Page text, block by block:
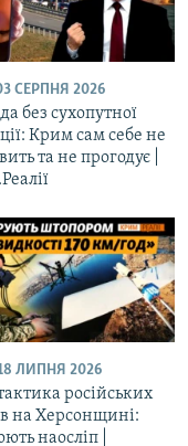
СЕРПНЯ 2026
без сухопутної
Крим сам себе не
та не прогодує |
ЛИПНЯ 2026
російських
на Херсонщині:
наосліп |